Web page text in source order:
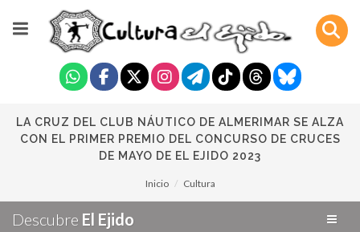
LA CRUZ DEL CLUB NÁUTICO DE ALMERIMAR SE ALZA
CON EL PRIMER PREMIO DEL CONCURSO DE CRUCES
DE MAYO DE EL EJIDO 2023
Inicio Cultura
Descubre El Ejido